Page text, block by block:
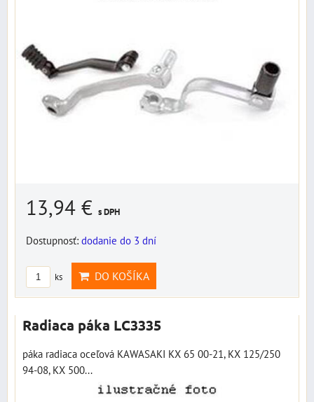
13,94 € s DPH
Dostupnosť: dodanie do 3 dní
ks DO KOŠÍKA
Radiaca páka LC3335
páka radiaca oceľová KAWASAKI KX 65 00-21, KX 125/250
94-08, KX 500...